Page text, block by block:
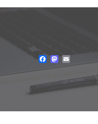
Facebook
Mastodon